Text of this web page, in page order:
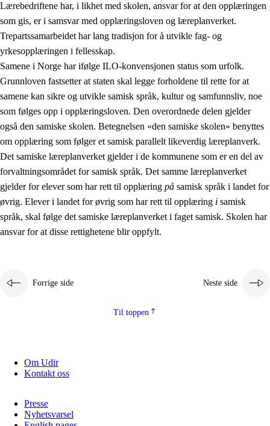
Lærebedriftene har, i likhet med skolen, ansvar for at den opplæringen
som gis, er i samsvar med opplæringsloven og læreplanverket.
Trepartssamarbeidet har lang tradisjon for å utvikle fag- og
yrkesopplæringen i fellesskap.
Samene i Norge har ifølge ILO-konvensjonen status som urfolk.
Grunnloven fastsetter at staten skal legge forholdene til rette for at
samene kan sikre og utvikle samisk språk, kultur og samfunnsliv, noe
som følges opp i opplæringsloven. Den overordnede delen gjelder
også den samiske skolen. Betegnelsen «den samiske skolen» benyttes
om opplæring som følger et samisk parallelt likeverdig læreplanverk.
Det samiske læreplanverket gjelder i de kommunene som er en del av
forvaltningsområdet for samisk språk. Det samme læreplanverket
gjelder for elever som har rett til opplæring på samisk språk i landet for
øvrig. Elever i landet for øvrig som har rett til opplæring i samisk
språk, skal følge det samiske læreplanverket i faget samisk. Skolen har
ansvar for at disse rettighetene blir oppfylt.
Forrige side Neste side
Til toppen
Om Udir
Kontakt oss
Presse
Nyhetsvarsel